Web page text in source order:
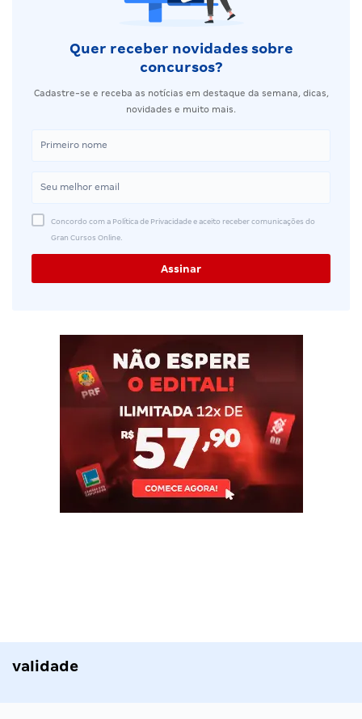
Quer receber novidades sobre
concursos?
Cadastre-se e receba as notícias em destaque da semana, dicas,
novidades e muito mais.
Concordo com a Política de Privacidade e aceito receber comunicações do
Gran Cursos Online.
validade